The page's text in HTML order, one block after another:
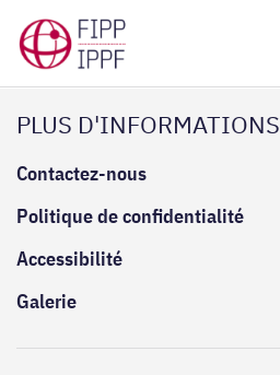
Home page
PLUS D'INFORMATIONS
Contactez-nous
Politique de confidentialité
Accessibilité
Galerie